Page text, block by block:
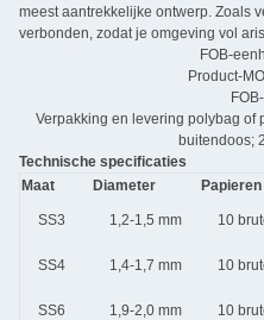
meest aantrekkelijke ontwerp. Zoals
verbonden, zodat je omgeving vol
FOB-
Product-
Verpakking en levering polybag of
buitendoos;
Technische specificaties
Maat
Diameter
SS3 1,2-1,5 mm 10
SS4 1,4-1,7 mm 10
SS6 1,9-2,0 mm 10